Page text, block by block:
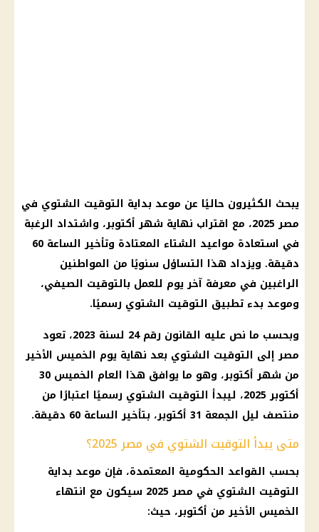
يبحث الكثيرون حاليًا عن موعد بداية التوقيت الشتوي في
مصر 2025، مع اقتراب نهاية شهر أكتوبر، واشتداد الرغبة
في استعادة مواعيد الشتاء المعتادة وتأخير الساعة 60
دقيقة. ويزداد هذا التساؤل سنويًا من المواطنين
الراغبين في معرفة آخر يوم للعمل بالتوقيت الصيفي،
وموعد بدء تطبيق التوقيت الشتوي رسميًا.
وبحسب ما نص عليه القانون رقم 24 لسنة 2023، تعود
مصر إلى التوقيت الشتوي بعد نهاية يوم الخميس الأخير
من شهر أكتوبر، وهو ما يوافق هذا العام الخميس 30
أكتوبر 2025، ليبدأ التوقيت الشتوي رسميًا اعتبارًا من
منتصف ليل الجمعة 31 أكتوبر، بتأخير الساعة 60 دقيقة.
متى يبدأ التوقيت الشتوي في مصر 2025؟
بحسب القواعد الحكومية المعتمدة، فإن موعد بداية
التوقيت الشتوي في مصر 2025 سيكون مع انتهاء
الخميس الأخير من أكتوبر، حيث: